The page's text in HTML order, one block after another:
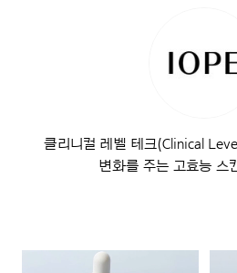
클리니컬 레벨 테크(Clinical
변화를 주는 고효능 스